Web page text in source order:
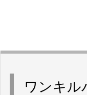
ワンキル